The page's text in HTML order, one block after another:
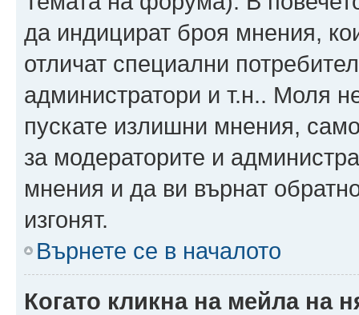
да индицират броя мнения,
отличат специални
администратори и т.н.. Моля
пускате излишни мнения,
за модераторите и
мнения и да ви върнат
изгонят.
Върнете се в началото
Когато кликна на мейла на